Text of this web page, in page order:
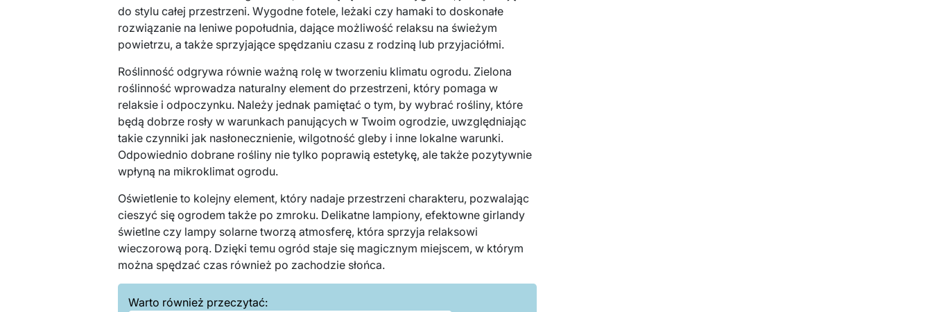
do stylu całej przestrzeni. Wygodne fotele, leżaki czy hamaki to doskonałe
rozwiązanie na leniwe popołudnia, dające możliwość relaksu na świeżym
powietrzu, a także sprzyjające spędzaniu czasu z rodziną lub przyjaciółmi.
Roślinność odgrywa równie ważną rolę w tworzeniu klimatu ogrodu. Zielona
roślinność wprowadza naturalny element do przestrzeni, który pomaga w
relaksie i odpoczynku. Należy jednak pamiętać o tym, by wybrać rośliny, które
będą dobrze rosły w warunkach panujących w Twoim ogrodzie, uwzględniając
takie czynniki jak nasłonecznienie, wilgotność gleby i inne lokalne warunki.
Odpowiednio dobrane rośliny nie tylko poprawią estetykę, ale także pozytywnie
wpłyną na mikroklimat ogrodu.
Oświetlenie to kolejny element, który nadaje przestrzeni charakteru, pozwalając
cieszyć się ogrodem także po zmroku. Delikatne lampiony, efektowne girlandy
świetlne czy lampy solarne tworzą atmosferę, która sprzyja relaksowi
wieczorową porą. Dzięki temu ogród staje się magicznym miejscem, w którym
można spędzać czas również po zachodzie słońca.
Warto również przeczytać: